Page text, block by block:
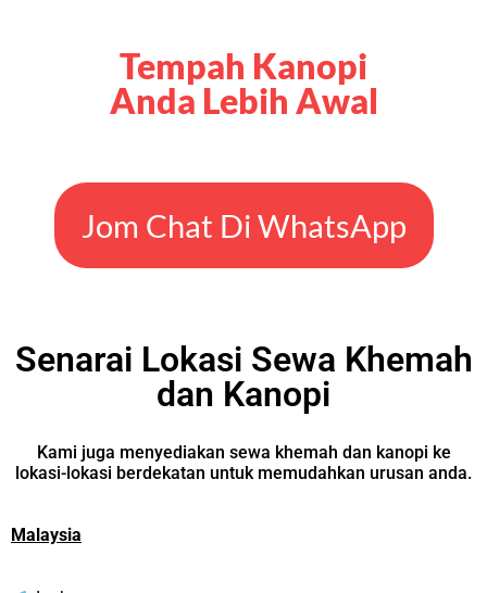
Tempah Kanopi
Anda Lebih Awal
Jom Chat Di WhatsApp
Senarai Lokasi Sewa Khemah
dan Kanopi
Kami juga menyediakan sewa khemah dan kanopi ke
lokasi-lokasi berdekatan untuk memudahkan urusan anda.
Malaysia